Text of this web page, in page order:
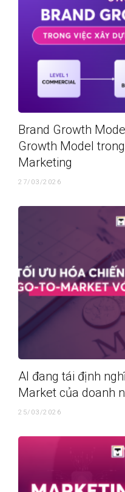
Brand Growth
Growth Model
Marketing
27/03/2026
AI đang tái định
Market của doanh
25/03/2026